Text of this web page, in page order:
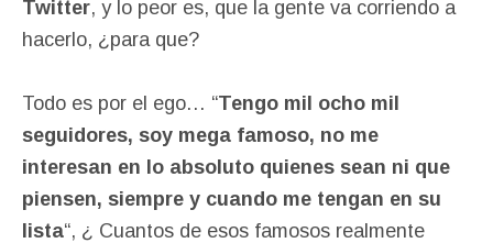
Twitter, y lo peor es, que la gente va corriendo a
hacerlo, ¿para que?
Todo es por el ego… “Tengo mil ocho mil
seguidores, soy mega famoso, no me
interesan en lo absoluto quienes sean ni que
piensen, siempre y cuando me tengan en su
lista“, ¿ Cuantos de esos famosos realmente